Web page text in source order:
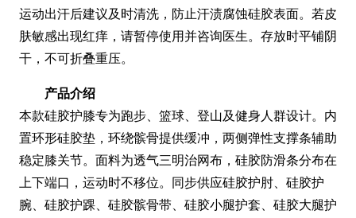
运动出汗后建议及时清洗，防止汗渍腐蚀硅胶表面。若皮
肤敏感出现红痒，请暂停使用并咨询医生。存放时平铺阴
干，不可折叠重压。
产品介绍
本款硅胶护膝专为跑步、篮球、登山及健身人群设计。内
置环形硅胶垫，环绕髌骨提供缓冲，两侧弹性支撑条辅助
稳定膝关节。面料为透气三明治网布，硅胶防滑条分布在
上下端口，运动时不移位。同步供应硅胶护肘、硅胶护
腕、硅胶护踝、硅胶髌骨带、硅胶小腿护套、硅胶大腿护